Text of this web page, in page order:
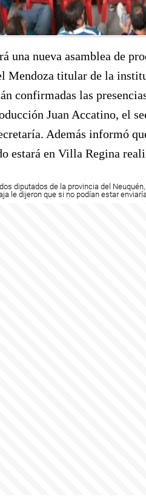
una nueva asamblea de
Mendoza titular de la
confirmadas las
Juan Accatino, el
Además informó
estará en Villa Regina
diputados de la provincia del
le dijeron que si no podían estar